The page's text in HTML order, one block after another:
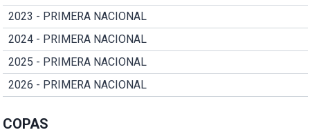
2023 - PRIMERA NACIONAL
2024 - PRIMERA NACIONAL
2025 - PRIMERA NACIONAL
2026 - PRIMERA NACIONAL
COPAS